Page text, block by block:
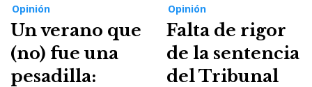
Opinión
Un verano que
(no) fue una
pesadilla:
Opinión
Falta de rigor
de la sentencia
del Tribunal